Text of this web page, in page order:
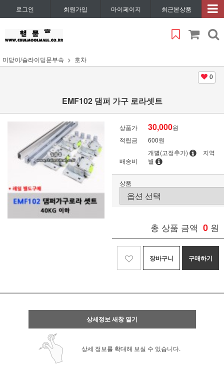
로그인 회원가입 마이페이지 최근본상품
미닫이/슬라이딩문부속 호차
0
EMF102 댐퍼 가구 로라셋트
상품가 30,000원
적립금
600원
배송비
개별(고정추가)
지역
별
상품
총 상품 금액 0 원
장바구니 구매하기
상세정보 새창 열기
상세 정보를 확대해 보실 수 있습니다.